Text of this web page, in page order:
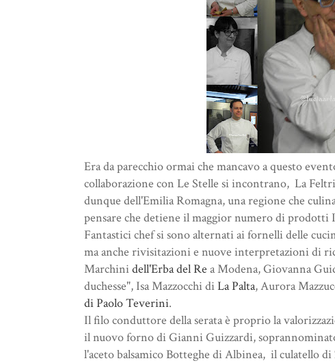
Era da parecchio ormai che mancavo a questo
collaborazione con Le Stelle si incontrano, La
dunque dell'Emilia Romagna, una regione che
pensare che detiene il maggior numero di
Fantastici chef si sono alternati ai fornelli delle
ma anche rivisitazioni e nuove interpretazioni di
Marchinidell'Erba del Re a Modena, Giovanna
duchesse", Isa Mazzocchi diLa Palta, Aurora
di Paolo Teverini.
Il filo conduttore della serata è proprio la
il nuovo forno di Gianni Guizzardi,
l'aceto balsamico Botteghe di Albinea, il culatello